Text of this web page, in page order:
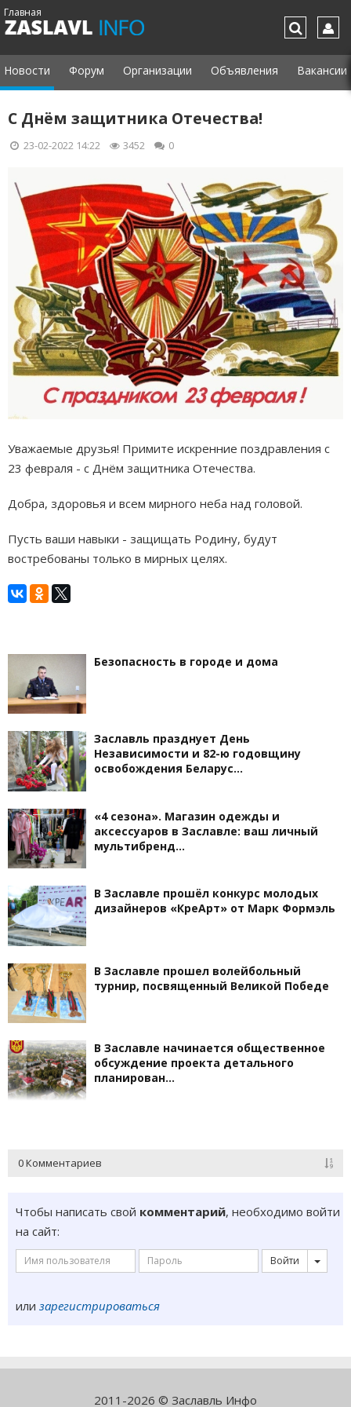
Главная
Новости Форум Организации Объявления Вакансии
С Днём защитника Отечества!
23-02-2022 14:22 3452 0
Уважаемые друзья! Примите искренние поздравления с
23 февраля - с Днём защитника Отечества.
Добра, здоровья и всем мирного неба над головой.
Пусть ваши навыки - защищать Родину, будут
востребованы только в мирных целях.
Безопасность в городе и дома
Заславль празднует День
Независимости и 82-ю годовщину
освобождения Беларус…
«4 сезона». Магазин одежды и
аксессуаров в Заславле: ваш личный
мультибренд…
В Заславле прошёл конкурс молодых
дизайнеров «КреАрт» от Марк Формэль
В Заславле прошел волейбольный
турнир, посвященный Великой Победе
В Заславле начинается общественное
обсуждение проекта детального
планирован…
0 Комментариев
Чтобы написать свой комментарий, необходимо войти
на сайт:
Войти
или зарегистрироваться
2011-2026 © Заславль Инфо